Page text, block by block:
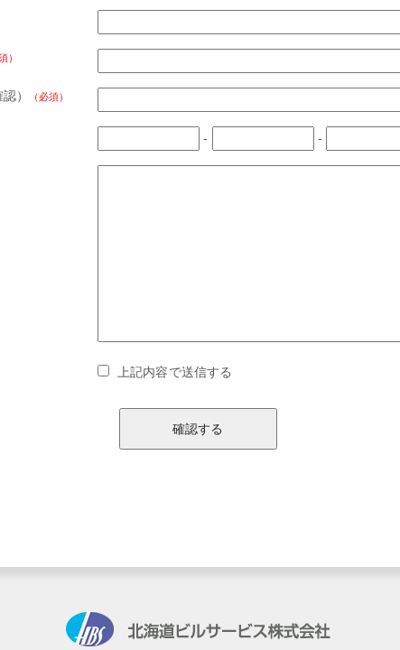
）
） （必須）
- -
上記内容で送信する